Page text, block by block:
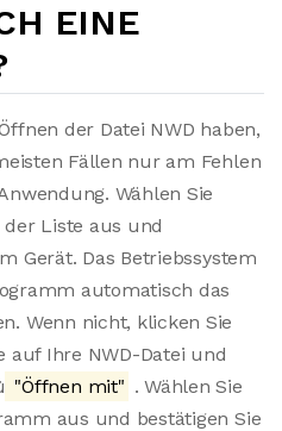
EINE
der Datei NWD haben,
Fällen nur am Fehlen
Wählen Sie
Liste aus und
Gerät. Das Betriebssystem
automatisch das
Wenn nicht, klicken Sie
Ihre NWD-Datei und
"Öffnen mit" . Wählen Sie
aus und bestätigen Sie